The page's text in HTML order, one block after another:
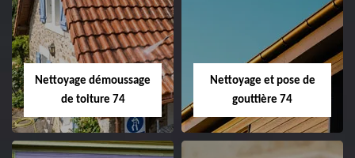
Nettoyage démoussage
de toiture 74
Nettoyage et pose de
gouttière 74